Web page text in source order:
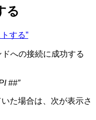
る
する”
への接続に成功する
##”
た場合は、次が表示さ